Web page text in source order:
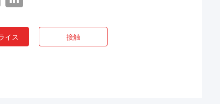
イス 接触